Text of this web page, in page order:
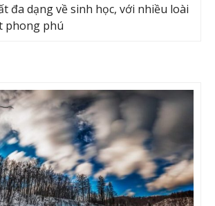
đa dạng về sinh học, với nhiều loài
phong phú